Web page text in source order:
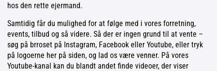
hos den rette ejermand.
Samtidig får du mulighed for at følge med i vores forretning,
events, tilbud og så videre. Så der er ingen grund til at vente –
søg på brroset på Instagram, Facebook eller Youtube, eller tryk
på logoerne her på siden, og lad os være venner. På vores
Youtube-kanal kan du blandt andet finde videoer, der viser